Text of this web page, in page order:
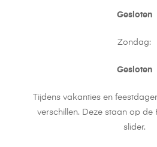
Gesloten
Zondag:
Gesloten
Tijdens vakanties en
verschillen. Deze staan op
slider.